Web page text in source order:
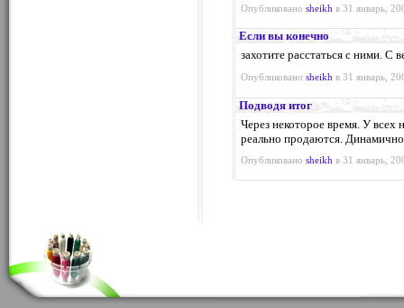
Опубликовано sheikh в 31 январь,
Если вы конечно
захотите расстаться с ними. С
Опубликовано sheikh в 31 январь,
Подводя итог
Через некоторое время. У всех
реально продаются.
Опубликовано sheikh в 31 январь,